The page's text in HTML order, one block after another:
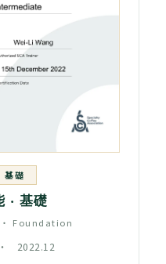
礎
‧ 基礎
‧ Foundation
2022.12